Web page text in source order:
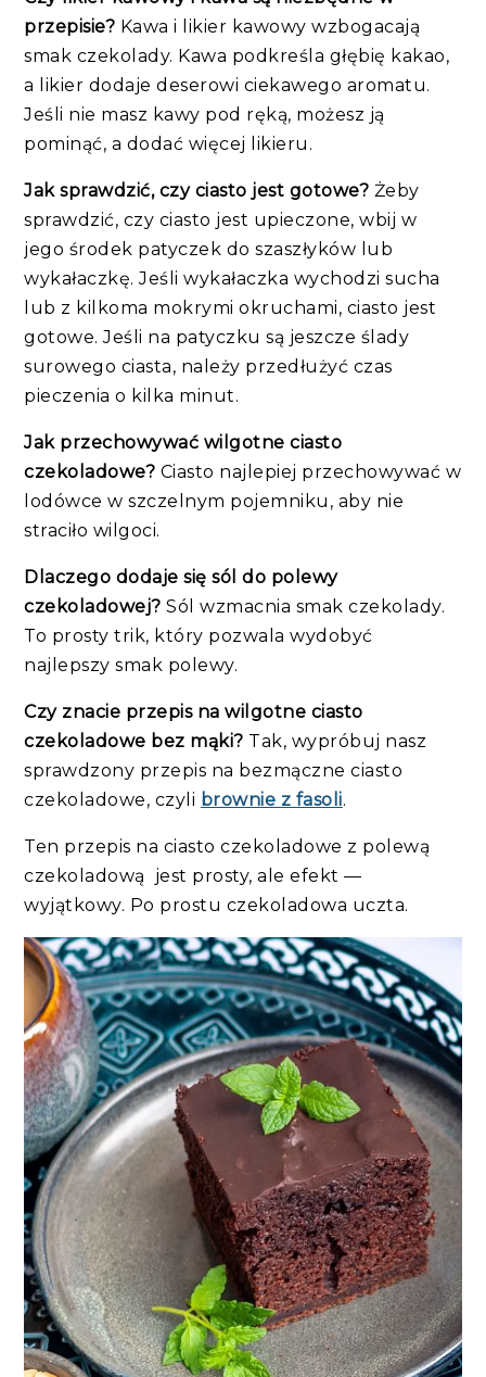
przepisie? Kawa i likier kawowy wzbogacają
smak czekolady. Kawa podkreśla głębię kakao,
a likier dodaje deserowi ciekawego aromatu.
Jeśli nie masz kawy pod ręką, możesz ją
pominąć, a dodać więcej likieru.
Jak sprawdzić, czy ciasto jest gotowe? Żeby
sprawdzić, czy ciasto jest upieczone, wbij w
jego środek patyczek do szaszłyków lub
wykałaczkę. Jeśli wykałaczka wychodzi sucha
lub z kilkoma mokrymi okruchami, ciasto jest
gotowe. Jeśli na patyczku są jeszcze ślady
surowego ciasta, należy przedłużyć czas
pieczenia o kilka minut.​
Jak przechowywać wilgotne ciasto
czekoladowe? Ciasto najlepiej przechowywać w
lodówce w szczelnym pojemniku, aby nie
straciło wilgoci.
Dlaczego dodaje się sól do polewy
czekoladowej? Sól wzmacnia smak czekolady.
To prosty trik, który pozwala wydobyć
najlepszy smak polewy.
Czy znacie przepis na wilgotne ciasto
czekoladowe bez mąki? Tak, wypróbuj nasz
sprawdzony przepis na bezmączne ciasto
czekoladowe, czyli brownie z fasoli.
Ten przepis na ciasto czekoladowe z polewą
czekoladową jest prosty, ale efekt —
wyjątkowy. Po prostu czekoladowa uczta.